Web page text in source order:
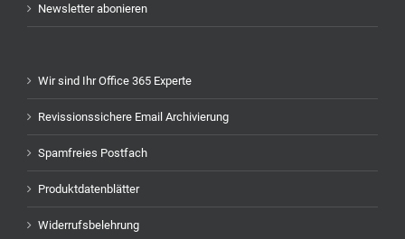
Newsletter abonieren
Wir sind Ihr Office 365 Experte
Revissionssichere Email Archivierung
Spamfreies Postfach
Produktdatenblätter
Widerrufsbelehrung